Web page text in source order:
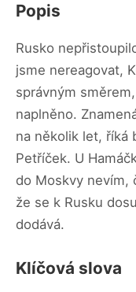
Popis
Rusko
jsme nereagovat,
správným
naplněno.
na několik let, říká
Petříček. U
do Moskvy nevím,
že se k Rusku
dodává.
Klíčová slova